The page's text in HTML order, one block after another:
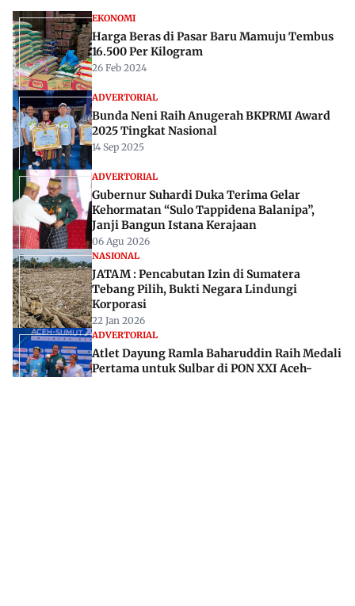
EKONOMI
Harga Beras di Pasar Baru Mamuju Tembus
16.500 Per Kilogram
26 Feb 2024
ADVERTORIAL
Bunda Neni Raih Anugerah BKPRMI Award
2025 Tingkat Nasional
14 Sep 2025
ADVERTORIAL
Gubernur Suhardi Duka Terima Gelar
Kehormatan “Sulo Tappidena Balanipa”,
Janji Bangun Istana Kerajaan
06 Agu 2026
NASIONAL
JATAM : Pencabutan Izin di Sumatera
Tebang Pilih, Bukti Negara Lindungi
Korporasi
22 Jan 2026
ADVERTORIAL
Atlet Dayung Ramla Baharuddin Raih Medali
Pertama untuk Sulbar di PON XXI Aceh-